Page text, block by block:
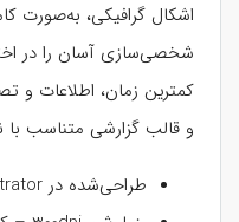
اشکال گرافیکی، به‌صورت
شخصی‌سازی آسان را در
کمترین زمان، اطلاعات و
و قالب گزارشی متناسب با
طراحی‌شده در Adobe Illustrator